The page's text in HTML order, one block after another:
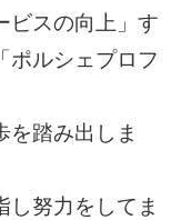
ビスの向上」す
ポルシェプロフ
を踏み出しま
し努力をしてま